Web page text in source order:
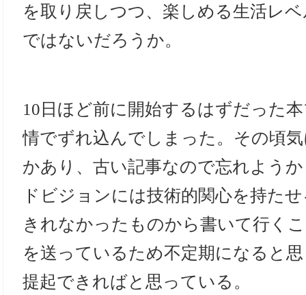
を取り戻しつつ、楽しめる生活レ
ではないだろうか。
10日ほど前に開始するはずだった
情でずれ込んでしまった。その頃
かあり、古い記事なので忘れよう
ドビジョンには技術的関心を持た
きれなかったものから書いて行く
を送っているため不定期になると
提起できればと思っている。